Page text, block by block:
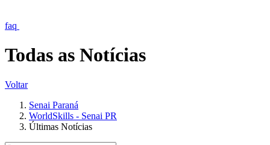
faq
Todas as Notícias
Voltar
Senai Paraná
WorldSkills - Senai PR
Últimas Notícias